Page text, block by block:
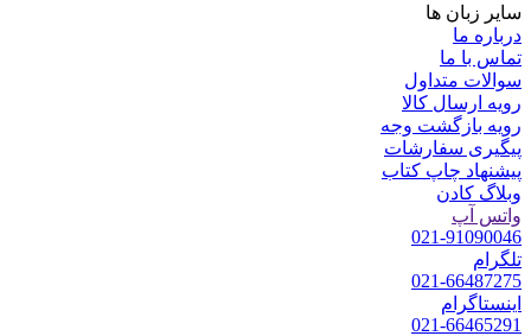
سایر زبان ها
درباره ما
تماس با ما
سوالات متداول
رویه ارسال کالا
رویه بازگشت وجه
پیگیری سفارشات
پیشنهاد چاپ کتاب
وبلاگ کادن
واتس آپ
021-91090046
تلگرام
021-66487275
اینستاگرام
021-66465291